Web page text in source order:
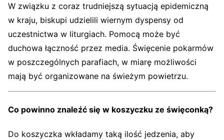
W związku z coraz trudniejszą sytuacją epidemiczną
w kraju, biskupi udzielili wiernym dyspensy od
uczestnictwa w liturgiach. Pomocą może być
duchowa łączność przez media. Święcenie pokarmów
w poszczególnych parafiach, w miarę możliwości
mają być organizowane na świeżym powietrzu.
Co powinno znaleźć się w koszyczku ze święconką?
Do koszyczka wkładamy taką ilość jedzenia, aby